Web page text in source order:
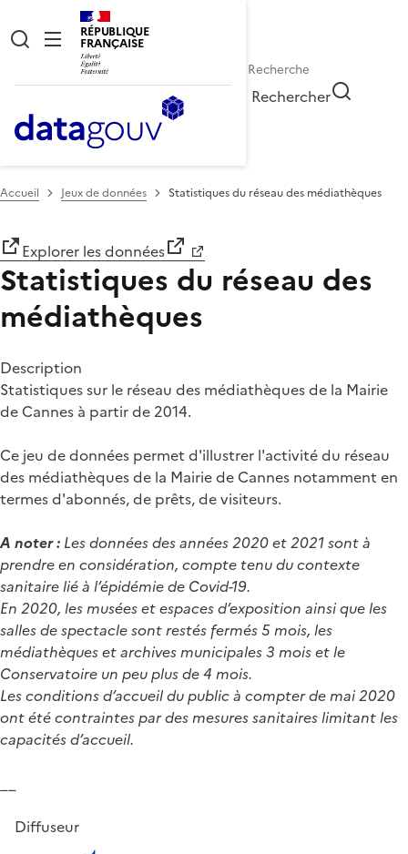
RÉPUBLIQUE
FRANÇAISE
Rechercher
Accueil Jeux de données Statistiques du réseau des médiathèques
Explorer les données
Statistiques du réseau des
médiathèques
Description
Statistiques sur le réseau des médiathèques de la Mairie
de Cannes à partir de 2014.
Ce jeu de données permet d'illustrer l'activité du réseau
des médiathèques de la Mairie de Cannes notamment en
termes d'abonnés, de prêts, de visiteurs.
A noter : Les données des années 2020 et 2021 sont à
prendre en considération, compte tenu du contexte
sanitaire lié à l’épidémie de Covid-19.
En 2020, les musées et espaces d’exposition ainsi que les
salles de spectacle sont restés fermés 5 mois, les
médiathèques et archives municipales 3 mois et le
Conservatoire un peu plus de 4 mois.
Les conditions d’accueil du public à compter de mai 2020
ont été contraintes par des mesures sanitaires limitant les
capacités d’accueil.
Diffuseur